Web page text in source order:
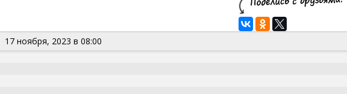
17 ноября, 2023 в 08:00